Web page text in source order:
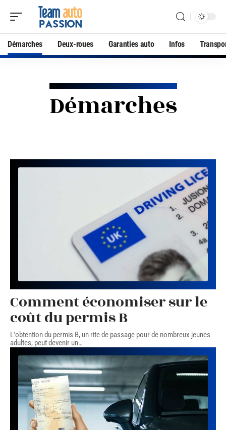
Démarches Deux-roues Garanties auto Infos
Démarches
Comment économiser sur le
coût du permis B
L'obtention du permis B, un rite de passage pour de nombreux jeunes
adultes, peut devenir un…